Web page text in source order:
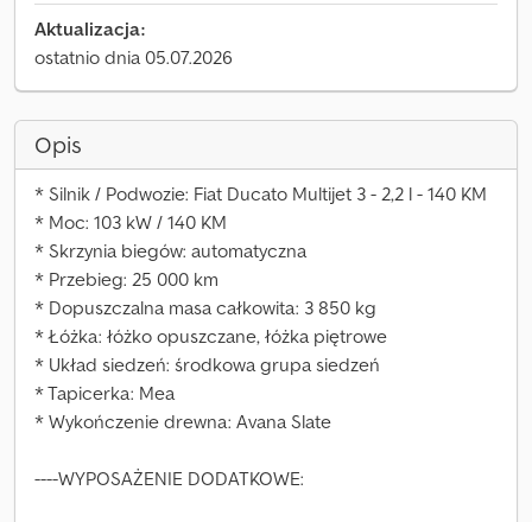
Aktualizacja:
ostatnio dnia 05.07.2026
Opis
* Silnik / Podwozie: Fiat Ducato Multijet 3 - 2,2 l - 140 KM
* Moc: 103 kW / 140 KM
* Skrzynia biegów: automatyczna
* Przebieg: 25 000 km
* Dopuszczalna masa całkowita: 3 850 kg
* Łóżka: łóżko opuszczane, łóżka piętrowe
* Układ siedzeń: środkowa grupa siedzeń
* Tapicerka: Mea
* Wykończenie drewna: Avana Slate
----WYPOSAŻENIE DODATKOWE: